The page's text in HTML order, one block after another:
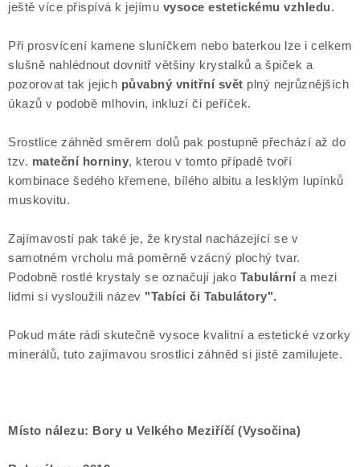
ještě více přispívá k jejímu vysoce estetickému vzhledu.
Při prosvícení kamene sluníčkem nebo baterkou lze i celkem
slušně nahlédnout dovnitř většiny krystalků a špiček a
pozorovat tak jejich půvabný vnitřní svět plný nejrůznějších
úkazů v podobě mlhovin, inkluzí či peříček.
Srostlice záhněd směrem dolů pak postupně přechází až do
tzv. mateční horniny, kterou v tomto případě tvoří
kombinace šedého křemene, bílého albitu a lesklým lupínků
muskovitu.
Zajímavostí pak také je, že krystal nacházející se v
samotném vrcholu má poměrně vzácný plochý tvar.
Podobně rostlé krystaly se označují jako Tabulární a mezi
lidmi si vysloužili název "Tabíci či Tabulátory".
Pokud máte rádi skutečně vysoce kvalitní a estetické vzorky
minerálů, tuto zajímavou srostlici záhněd si jistě zamilujete.
Místo nálezu: Bory u Velkého Meziříčí (Vysočina)